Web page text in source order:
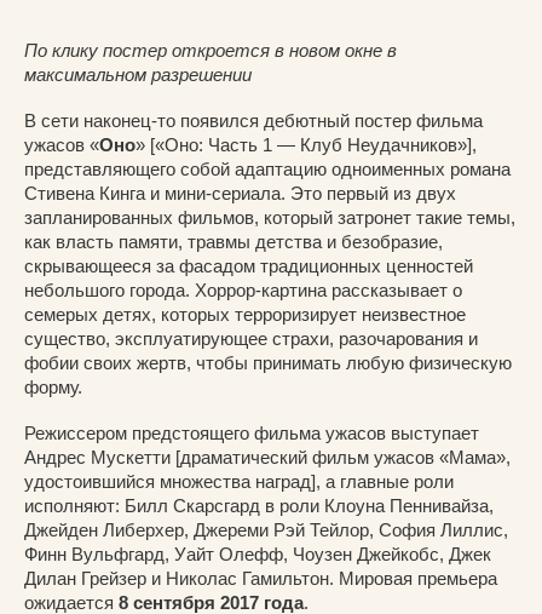
По клику постер откроется в новом окне в
максимальном разрешении
В сети наконец-то появился дебютный постер фильма
ужасов «Оно» [«Оно: Часть 1 — Клуб Неудачников»],
представляющего собой адаптацию одноименных романа
Стивена Кинга и мини-сериала. Это первый из двух
запланированных фильмов, который затронет такие темы,
как власть памяти, травмы детства и безобразие,
скрывающееся за фасадом традиционных ценностей
небольшого города. Хоррор-картина рассказывает о
семерых детях, которых терроризирует неизвестное
существо, эксплуатирующее страхи, разочарования и
фобии своих жертв, чтобы принимать любую физическую
форму.
Режиссером предстоящего фильма ужасов выступает
Андрес Мускетти [драматический фильм ужасов «Мама»,
удостоившийся множества наград], а главные роли
исполняют: Билл Скарсгард в роли Клоуна Пеннивайза,
Джейден Либерхер, Джереми Рэй Тейлор, София Лиллис,
Финн Вульфгард, Уайт Олефф, Чоузен Джейкобс, Джек
Дилан Грейзер и Николас Гамильтон. Мировая премьера
ожидается 8 сентября 2017 года.